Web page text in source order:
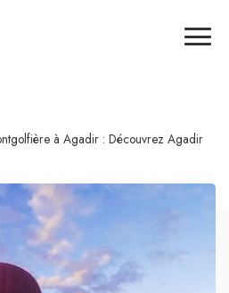
à Agadir : Découvrez Agadir